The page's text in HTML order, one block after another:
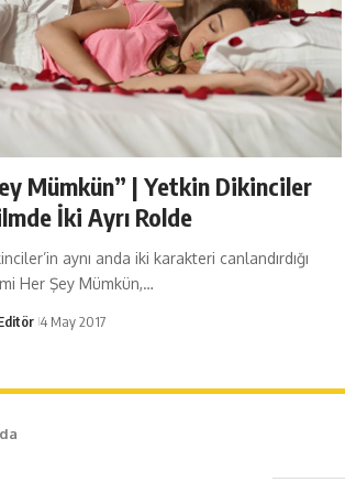
Mümkün” | Yetkin Dikinciler
İki Ayrı Rolde
aynı anda iki karakteri canlandırdığı
Her Şey Mümkün,…
4 May 2017